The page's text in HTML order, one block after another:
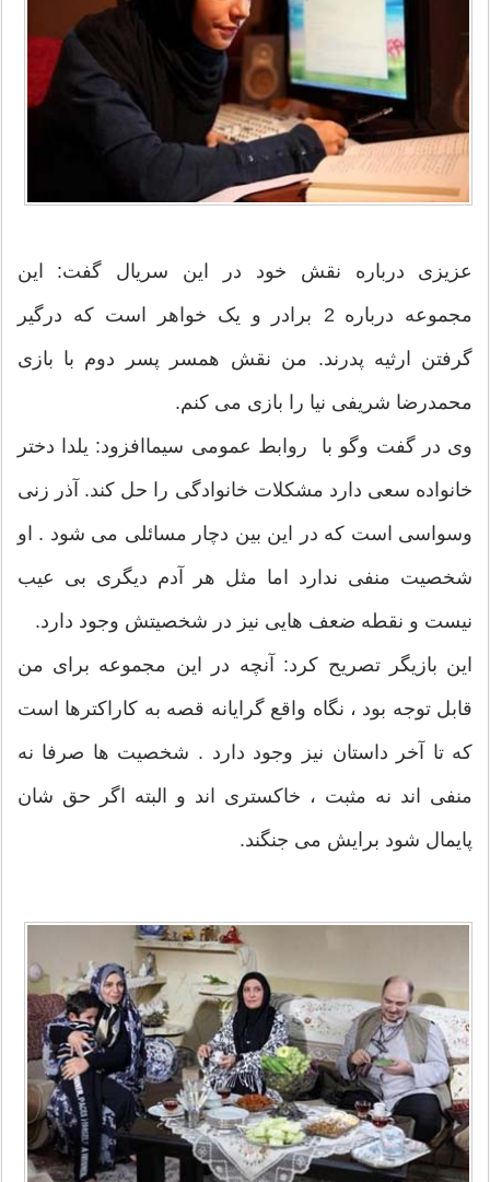
عزیزی درباره نقش خود در این سریال گفت: این
مجموعه درباره 2 برادر و یک خواهر است که درگیر
گرفتن ارثیه پدرند. من نقش همسر پسر دوم با بازی
محمدرضا شریفی نیا را بازی می کنم.
وی در گفت وگو با روابط عمومی سیماافزود: یلدا دختر
خانواده سعی دارد مشکلات خانوادگی را حل کند. آذر زنی
وسواسی است که در این بین دچار مسائلی می شود . او
شخصیت منفی ندارد اما مثل هر آدم دیگری بی عیب
نیست و نقطه ضعف هایی نیز در شخصیتش وجود دارد.
این بازیگر تصریح کرد: آنچه در این مجموعه برای من
قابل توجه بود ، نگاه واقع گرایانه قصه به کاراکترها است
که تا آخر داستان نیز وجود دارد . شخصیت ها صرفا نه
منفی اند نه مثبت ، خاکستری اند و البته اگر حق شان
پایمال شود برایش می جنگند.